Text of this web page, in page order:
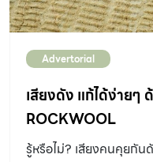
Advertorial
เสียงดัง แก้ได้ง่ายๆ
ROCKWOOL
รู้หรือไม่? เสียงคนคุยกัน